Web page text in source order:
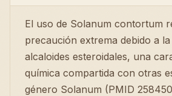
El uso de Solanum contortum
precaución extrema debido a
alcaloides esteroidales, una
química compartida con otras
género Solanum (PMID